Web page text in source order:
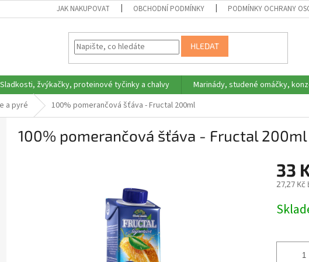
JAK NAKUPOVAT OBCHODNÍ PODMÍNKY PODMÍNKY OCHRANY
HLEDAT
Sladkosti, žvýkačky, proteinové tyčinky a chalvy Marinády, studené omáčky,
a pyré 100% pomerančová šťáva - Fructal 200ml
100% pomerančová šťáva - Fructal 200ml
33
27,27 Kč
cena: